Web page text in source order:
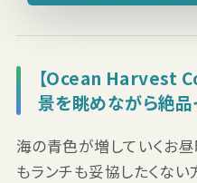
【Ocean Harvest
景を眺めながら絶品
海の青色が増していくお
もランチも妥協したくな